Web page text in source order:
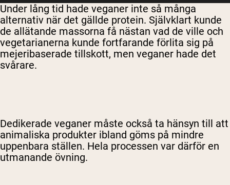
Shop All Vegan Protein
Under lång tid hade veganer inte så många
alternativ när det gällde protein. Självklart kunde
de allätande massorna få nästan vad de ville och
vegetarianerna kunde fortfarande förlita sig på
mejeribaserade tillskott, men veganer hade det
svårare.
Dedikerade veganer måste också ta hänsyn till att
animaliska produkter ibland göms på mindre
uppenbara ställen. Hela processen var därför en
utmanande övning.